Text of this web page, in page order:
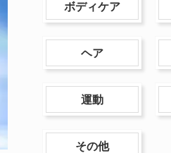
ボディケア
ヘア
運動
その他